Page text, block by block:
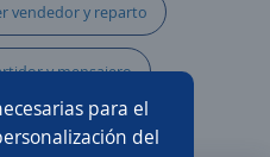
para el
del
vendedor y reparto
y mensajero
a Chófer